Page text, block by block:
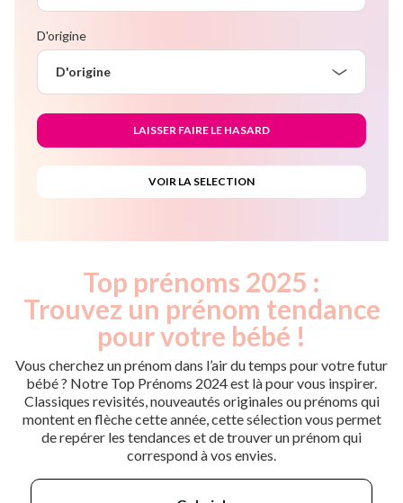
D'origine
D'origine
Top prénoms 2025 :
Trouvez un prénom tendance
pour votre bébé !
Vous cherchez un prénom dans l’air du temps pour votre futur
bébé ? Notre Top Prénoms 2024 est là pour vous inspirer.
Classiques revisités, nouveautés originales ou prénoms qui
montent en flèche cette année, cette sélection vous permet
de repérer les tendances et de trouver un prénom qui
correspond à vos envies.